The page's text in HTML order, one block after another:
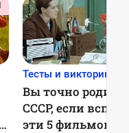
Тесты и викторины
Вы точно
СССР, если
эти 5 фильмов —